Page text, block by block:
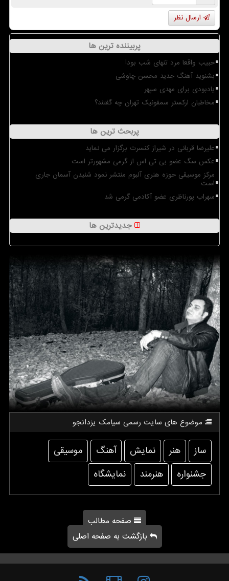
ارسال نظر
پربیننده ترین ها
حبیب واقعا مرد تنهای شب بود!
بشنوید آهنگ جدید محسن چاوشی
یادبودی برای مهدی سپهر
مخاطبان ارکستر سمفونیک تهران چه گفتند؟
پربحث ترین ها
علیرضا قربانی در شیراز کنسرت برگزار می نماید
عکس سگ عضو بی تی اس از گرمی مشهورتر است
مرکز موسیقی حوزه هنری آلبوم منتشر نمود شنیدن آسمان جاری
است
سهراب پورناظری عضو آکادمی گرمی شد
جدیدترین ها
موضوع های سایت رسمی سیامك یزدانجو
ساز هنر نمایش آهنگ
موسیقی
جشنواره
هنرمند نمایشگاه
صفحه مطالب
بازگشت به صفحه اصلی